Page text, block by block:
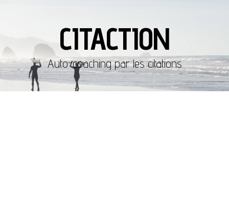
CITACTION
Auto-coaching par les citations